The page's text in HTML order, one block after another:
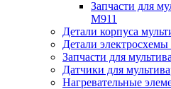
Запчасти для
M911
Детали корпуса
Детали электросхемы
Запчасти для
Датчики для
Нагревательные